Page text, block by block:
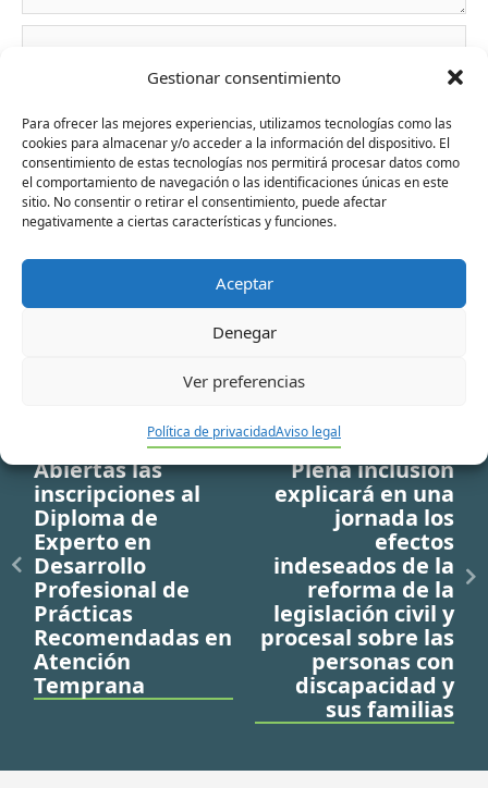
Gestionar consentimiento
Para ofrecer las mejores experiencias, utilizamos tecnologías como las
cookies para almacenar y/o acceder a la información del dispositivo. El
consentimiento de estas tecnologías nos permitirá procesar datos como
el comportamiento de navegación o las identificaciones únicas en este
sitio. No consentir o retirar el consentimiento, puede afectar
negativamente a ciertas características y funciones.
Aceptar
Denegar
Ver preferencias
Política de privacidadAviso legal
Nombre*
Correo
electrónico*
Web
Ir a noticia anterior
Abiertas las
inscripciones al
Diploma de
Experto en
Desarrollo
Profesional de
Prácticas
Recomendadas en
Atención
Temprana
Ir a noticia siguiente
Plena inclusión
explicará en una
jornada los
efectos
indeseados de la
reforma de la
legislación civil y
procesal sobre las
personas con
discapacidad y
sus familias